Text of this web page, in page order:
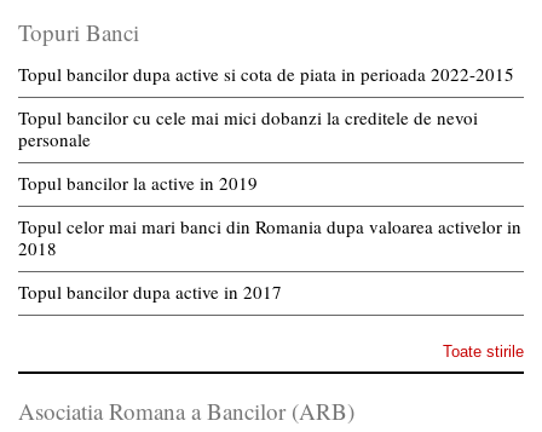
Topuri Banci
Topul bancilor dupa active si cota de piata in perioada 2022-2015
Topul bancilor cu cele mai mici dobanzi la creditele de nevoi
personale
Topul bancilor la active in 2019
Topul celor mai mari banci din Romania dupa valoarea activelor in
2018
Topul bancilor dupa active in 2017
Toate stirile
Asociatia Romana a Bancilor (ARB)